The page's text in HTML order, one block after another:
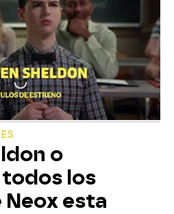
o
los
esta